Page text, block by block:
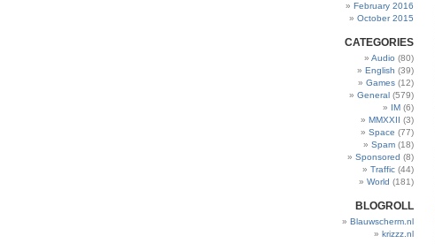
February 2016
October 2015
CATEGORIES
Audio (80)
English (39)
Games (12)
General (579)
IM (6)
MMXXII (3)
Space (77)
Spam (18)
Sponsored (8)
Traffic (44)
World (181)
BLOGROLL
Blauwscherm.nl
krizzz.nl